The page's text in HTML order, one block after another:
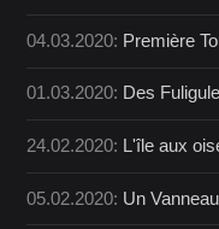
04.03.2020: Première
01.03.2020: Des
24.02.2020: L'île aux
05.02.2020: Un